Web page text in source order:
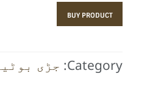
BUY PRODUCT
Category: جڑی